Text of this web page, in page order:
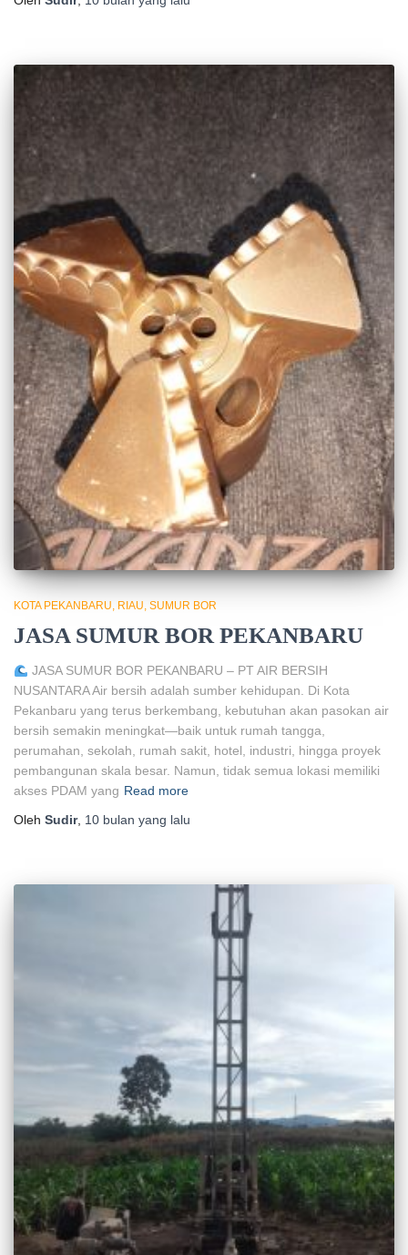
KOTA PEKANBARU RIAU SUMUR BOR
JASA SUMUR BOR PEKANBARU
JASA SUMUR BOR PEKANBARU – PT AIR BERSIH
NUSANTARA Air bersih adalah sumber kehidupan. Di Kota
Pekanbaru yang terus berkembang, kebutuhan akan pasokan air
bersih semakin meningkat—baik untuk rumah tangga,
perumahan, sekolah, rumah sakit, hotel, industri, hingga proyek
pembangunan skala besar. Namun, tidak semua lokasi memiliki
akses PDAM yang Read more
Oleh Sudir, 10 bulan yang lalu